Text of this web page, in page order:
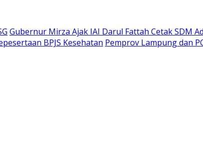
Gubernur Mirza Ajak IAI Darul Fattah Cetak SDM
BPJS Kesehatan Pemprov Lampung dan